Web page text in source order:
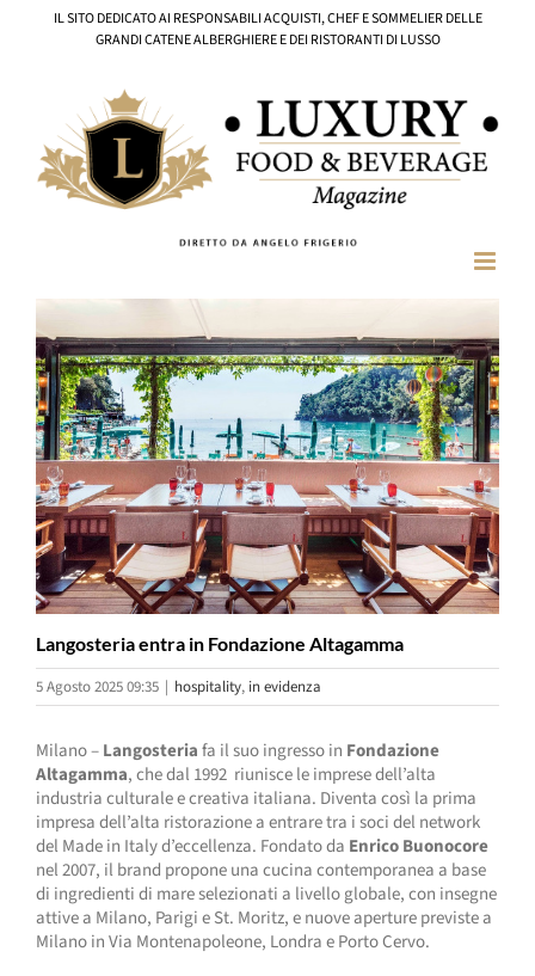
IL SITO DEDICATO AI RESPONSABILI ACQUISTI, CHEF E SOMMELIER DELLE
GRANDI CATENE ALBERGHIERE E DEI RISTORANTI DI LUSSO
Ingrandisci
immagine
Langosteria entra in Fondazione Altagamma
5 Agosto 2025 09:35 | hospitality, in evidenza
Milano –Langosteriafa il suo ingresso in Fondazione
Altagamma, che dal 1992 riunisce le imprese dell’alta
industria culturale e creativa italiana. Diventa così la prima
impresa dell’alta ristorazione a entrare tra i soci del network
del Made in Italy d’eccellenza. Fondato da Enrico Buonocore
nel 2007, il brand propone una cucina contemporanea a base
di ingredienti di mare selezionati a livello globale, con insegne
attive a Milano, Parigi e St. Moritz, e nuove aperture previste a
Milano in Via Montenapoleone, Londra e Porto Cervo.